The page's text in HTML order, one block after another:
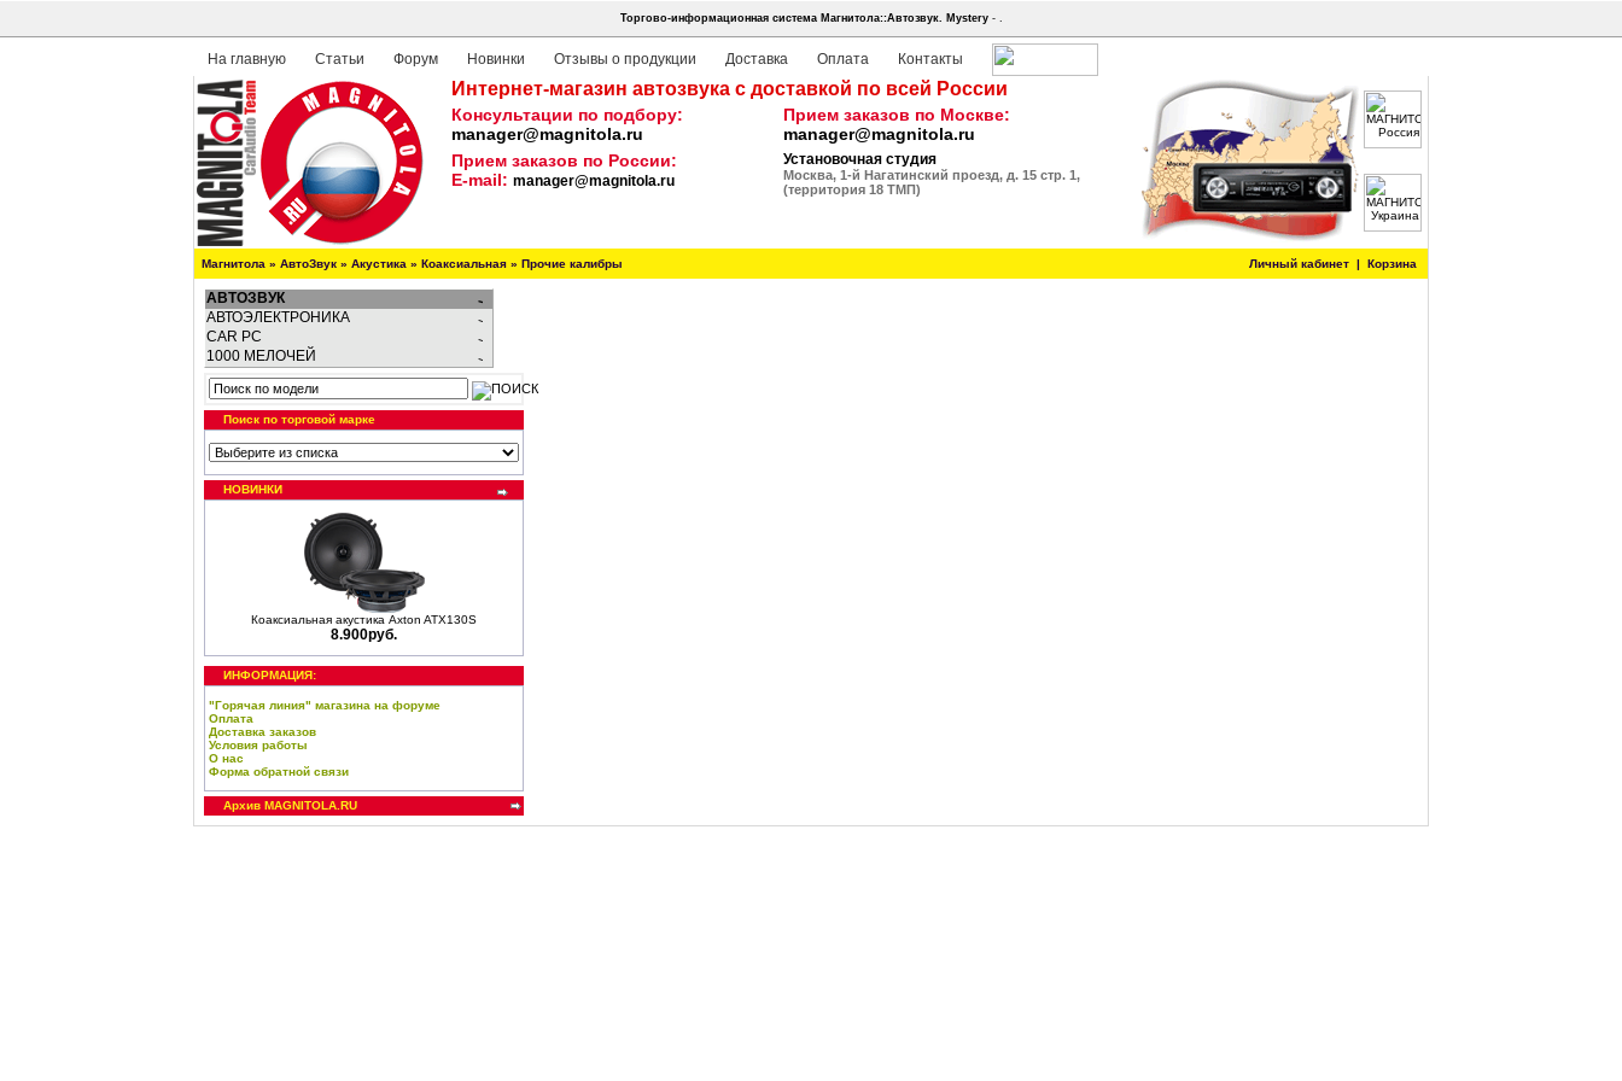
Торгово-информационная система Магнитола::Автозвук. Mystery- .
На главную Статьи Форум Новинки Отзывы о продукции Доставка Оплата Контакты
Интернет-магазин автозвука с доставкой по всей России
Консультации по подбору:
manager@magnitola.ru
Прием заказов по Москве:
manager@magnitola.ru
Прием заказов по России:
E-mail: manager@magnitola.ru
Установочная студия
Москва, 1-й Нагатинский проезд, д. 15 стр. 1,
(территория 18 ТМП)
Магнитола » АвтоЗвук » Акустика » Коаксиальная » Прочие калибры Личный кабинет | Корзина
АВТОЗВУК
АВТОЭЛЕКТРОНИКА
CAR PC
1000 МЕЛОЧЕЙ
Поиск по торговой марке
НОВИНКИ
Коаксиальная акустика Axton ATX130S
8.900руб.
ИНФОРМАЦИЯ:
"Горячая линия" магазина на форуме
Оплата
Доставка заказов
Условия работы
О нас
Форма обратной связи
Архив MAGNITOLA.RU